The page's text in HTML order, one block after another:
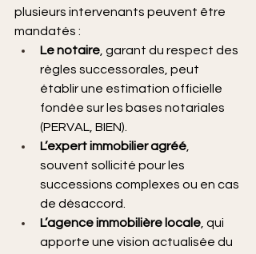
plusieurs intervenants peuvent être
mandatés :
Le notaire , garant du respect des
règles successorales, peut
établir une estimation officielle
fondée sur les bases notariales
(PERVAL, BIEN).
L’expert immobilier agréé
souvent sollicité pour les
successions complexes ou en cas
de désaccord.
L’agence immobilière locale , qui
apporte une vision actualisée du